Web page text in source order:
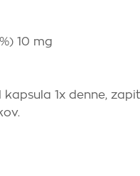
10 mg
kapsula 1x denne,